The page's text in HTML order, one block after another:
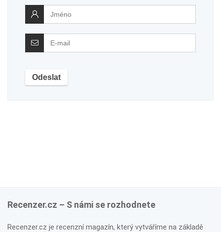
Recenzer.cz – S námi se rozhodnete
Recenzer.cz je recenzní magazín, který vytváříme na základě